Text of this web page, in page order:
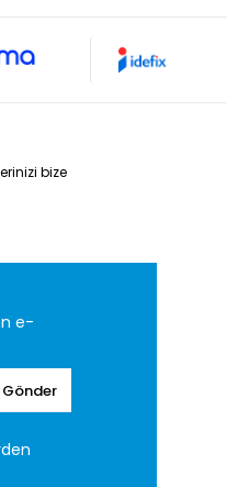
bize
e-
Gönder